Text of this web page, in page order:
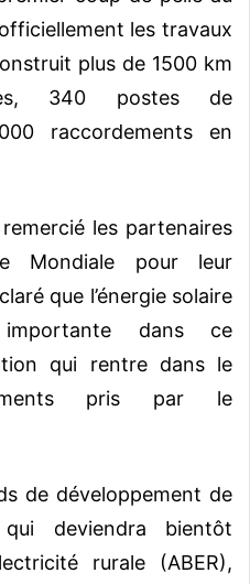
les travaux
plus de 1500 km
340 postes de
raccordements en
les partenaires
Mondiale pour leur
que l’énergie solaire
dans ce
qui rentre dans le
pris par le
de développement de
qui deviendra bientôt
rurale (ABER),